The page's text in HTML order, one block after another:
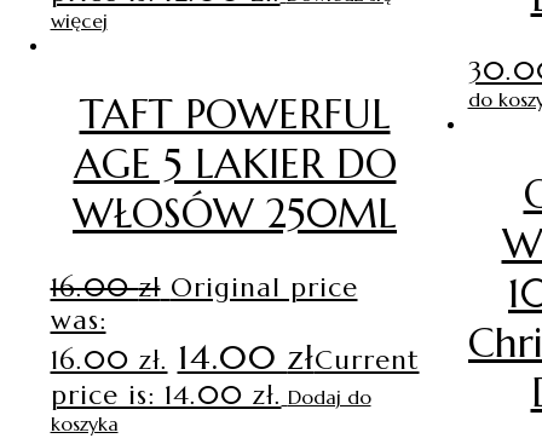
więcej
TAFT POWERFUL
AGE 5 LAKIER DO
WŁOSÓW 250ML
16.00zł Original price
was:
16.00 zł. 14.00 złCurrent
price is: 14.00 zł. Dodaj do
koszyka
do